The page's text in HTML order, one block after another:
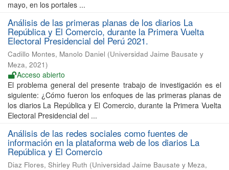
mayo, en los portales ...
Análisis de las primeras planas de los diarios La
República y El Comercio, durante la Primera Vuelta
Electoral Presidencial del Perú 2021.
Cadillo Montes, Manolo Daniel (Universidad Jaime Bausate y
Meza, 2021)
Acceso abierto
El problema general del presente trabajo de investigación es el
siguiente: ¿Cómo fueron los enfoques de las primeras planas de
los diarios La República y El Comercio, durante la Primera Vuelta
Electoral Presidencial del ...
Análisis de las redes sociales como fuentes de
información en la plataforma web de los diarios La
República y El Comercio
Diaz Flores, Shirley Ruth (Universidad Jaime Bausate y Meza,